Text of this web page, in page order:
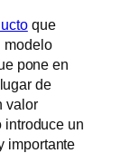
que
modelo
pone en
de
valor
introduce un
importante